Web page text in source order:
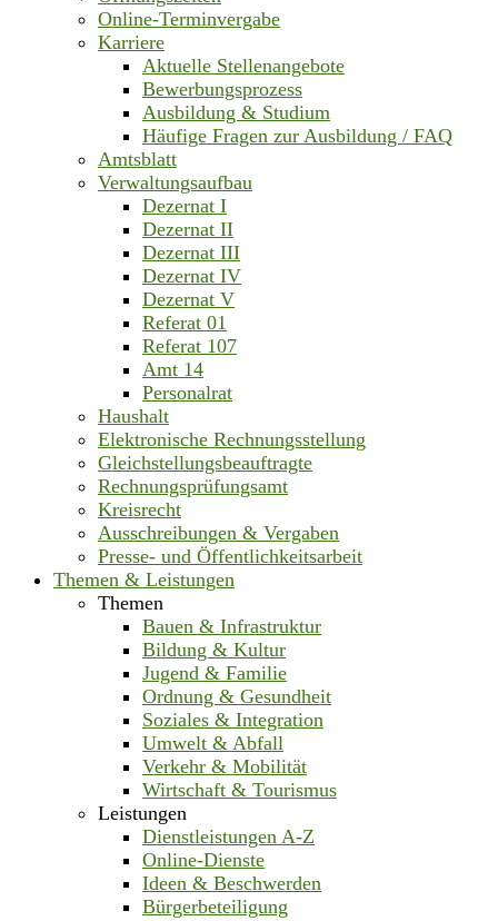
Online-Terminvergabe
Karriere
Aktuelle Stellenangebote
Bewerbungsprozess
Ausbildung & Studium
Häufige Fragen zur Ausbildung / FAQ
Amtsblatt
Verwaltungsaufbau
Dezernat I
Dezernat II
Dezernat III
Dezernat IV
Dezernat V
Referat 01
Referat 107
Amt 14
Personalrat
Haushalt
Elektronische Rechnungsstellung
Gleichstellungsbeauftragte
Rechnungsprüfungsamt
Kreisrecht
Ausschreibungen & Vergaben
Presse- und Öffentlichkeitsarbeit
Themen & Leistungen
Themen
Bauen & Infrastruktur
Bildung & Kultur
Jugend & Familie
Ordnung & Gesundheit
Soziales & Integration
Umwelt & Abfall
Verkehr & Mobilität
Wirtschaft & Tourismus
Leistungen
Dienstleistungen A-Z
Online-Dienste
Ideen & Beschwerden
Bürgerbeteiligung